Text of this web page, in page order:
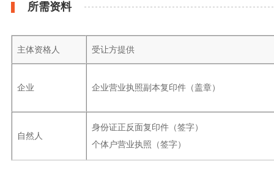
所需资料
主体资格人 受让方提供
企业 企业营业执照副本复印件（盖章）
自然人
身份证正反面复印件（签字）
个体户营业执照（签字）